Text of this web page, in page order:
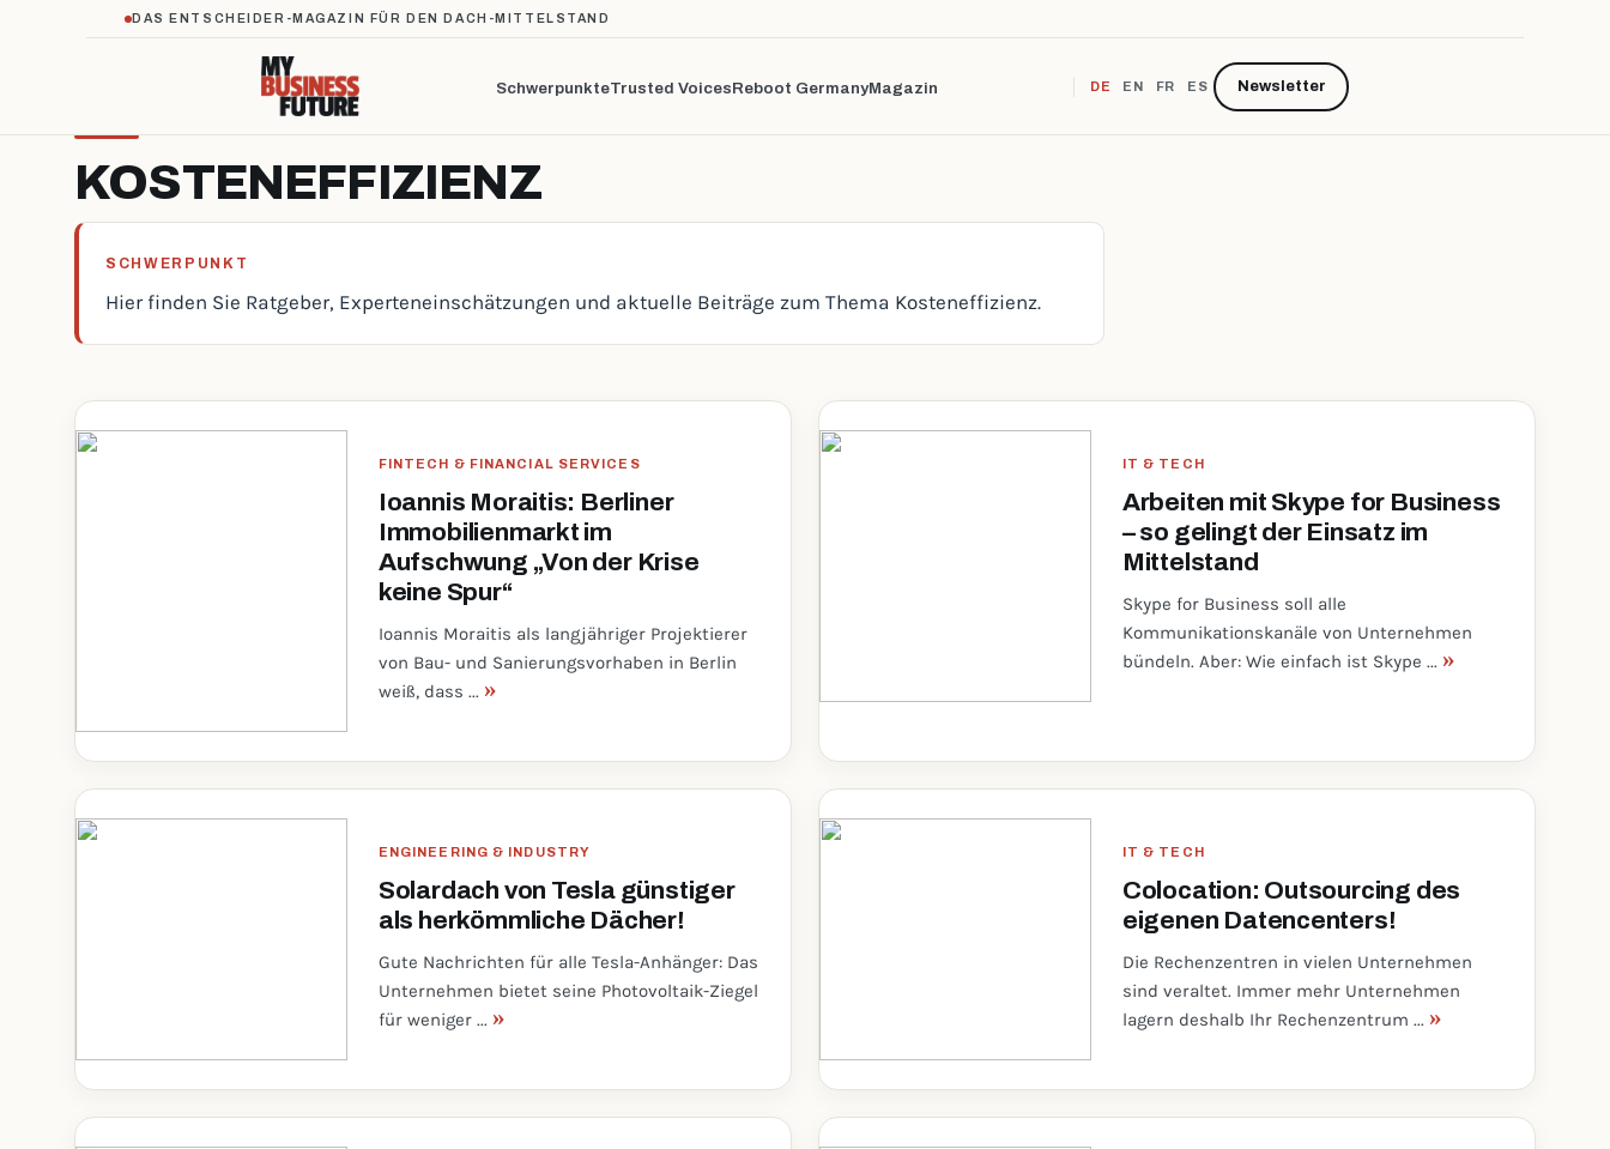
KOSTENEFFIZIENZ
SCHWERPUNKT
Hier finden Sie Ratgeber, Experteneinschätzungen und aktuelle Beiträge zum Thema Kosteneffizienz.
FINTECH & FINANCIAL SERVICES
Ioannis Moraitis: Berliner
Immobilienmarkt im
Aufschwung „Von der Krise
keine Spur“
Ioannis Moraitis als langjähriger Projektierer
von Bau- und Sanierungsvorhaben in Berlin
weiß, dass ... »
IT & TECH
Arbeiten mit Skype for Business
– so gelingt der Einsatz im
Mittelstand
Skype for Business soll alle
Kommunikationskanäle von Unternehmen
bündeln. Aber: Wie einfach ist Skype ... »
ENGINEERING & INDUSTRY
Solardach von Tesla günstiger
als herkömmliche Dächer!
Gute Nachrichten für alle Tesla-Anhänger: Das
Unternehmen bietet seine Photovoltaik-Ziegel
für weniger ... »
IT & TECH
Colocation: Outsourcing des
eigenen Datencenters!
Die Rechenzentren in vielen Unternehmen
sind veraltet. Immer mehr Unternehmen
lagern deshalb Ihr Rechenzentrum ... »
DAS ENTSCHEIDER-MAGAZIN FÜR DEN DACH-MITTELSTAND
SchwerpunkteTrusted VoicesReboot GermanyMagazin DE EN FR ES Newsletter